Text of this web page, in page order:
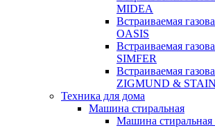
MIDEA
Встраиваемая
OASIS
Встраиваемая
SIMFER
Встраиваемая
ZIGMUND & STAIN
Техника для дома
Машина стиральная
Машина